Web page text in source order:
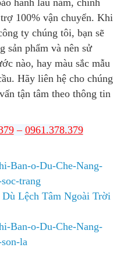
100% vận chuyển. Khi
ty chúng tôi, bạn sẽ
sản phẩm và nên sử
nào, hay màu sắc mẫu
Hãy liên hệ cho chúng
tận tâm theo thông tin
– 0961.378.379
Ban-o-Du-Che-Nang-
trang
Lệch Tâm Ngoài Trời
Ban-o-Du-Che-Nang-
la